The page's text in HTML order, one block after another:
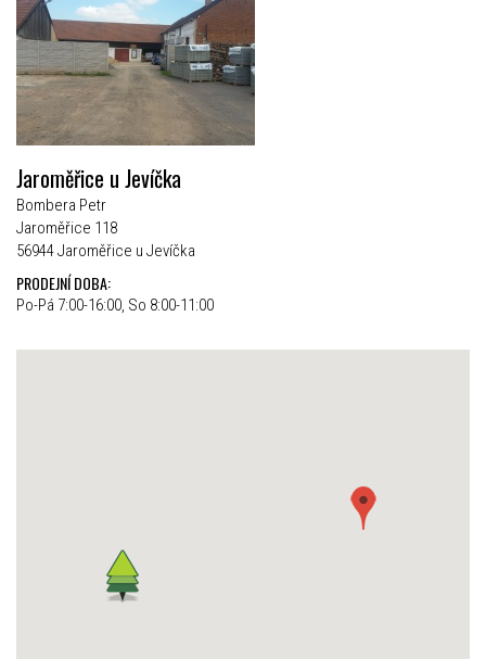
Jaroměřice u Jevíčka
Bombera Petr
Jaroměřice 118
56944 Jaroměřice u Jevíčka
PRODEJNÍ DOBA:
Po-Pá 7:00-16:00, So 8:00-11:00